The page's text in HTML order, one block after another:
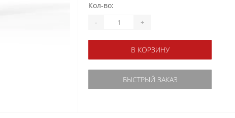
Кол-во:
- +
В КОРЗИНУ
БЫСТРЫЙ ЗАКАЗ